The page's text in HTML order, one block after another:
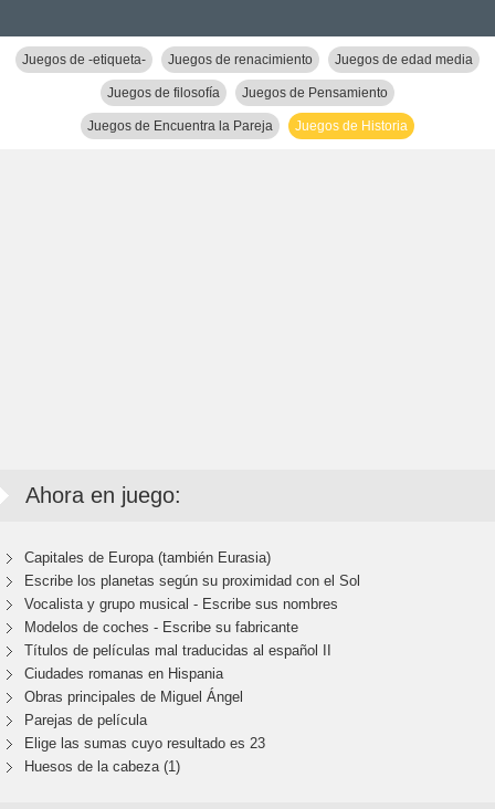
Juegos de -etiqueta- Juegos de renacimiento Juegos de edad media
Juegos de filosofía Juegos de Pensamiento
Juegos de Encuentra la Pareja Juegos de Historia
Ahora en juego:
Capitales de Europa (también Eurasia)
Escribe los planetas según su proximidad con el Sol
Vocalista y grupo musical - Escribe sus nombres
Modelos de coches - Escribe su fabricante
Títulos de películas mal traducidas al español II
Ciudades romanas en Hispania
Obras principales de Miguel Ángel
Parejas de película
Elige las sumas cuyo resultado es 23
Huesos de la cabeza (1)